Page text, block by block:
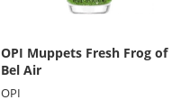
OPI Muppets Fresh Frog of
Bel Air
OPI